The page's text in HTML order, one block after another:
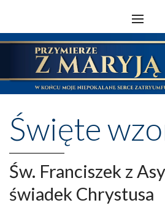
Święte
Św. Franciszek z
świadek Chrystusa